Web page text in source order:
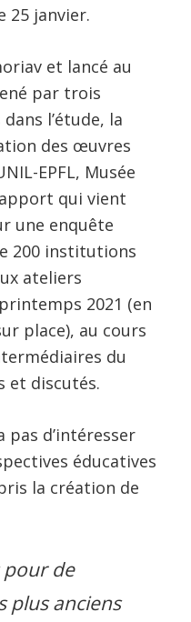
25 janvier.
et lancé au
par trois
l’étude, la
des œuvres
EPFL, Musée
qui vient
une enquête
200 institutions
ateliers
2021 (en
place), au cours
du
et discutés.
d’intéresser
éducatives
la création de
pour de
plus anciens